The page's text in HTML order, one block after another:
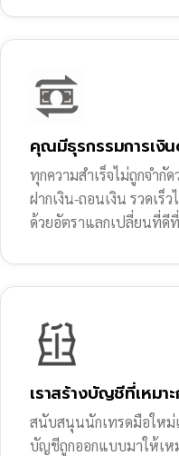
คุณมีธุรกรรมการเงิ
ทุกความสำเร็จไม่ถูกจำกัด
ฝากเงิน-ถอนเงิน รวดเร็ว
ด้วยอัตราแลกเปลี่ยนที่ดี
เราสร้างบัญชีที่เหม
สนับสนุนนักเทรดมือใหม่
บัญชีถูกออกแบบมาให้เห